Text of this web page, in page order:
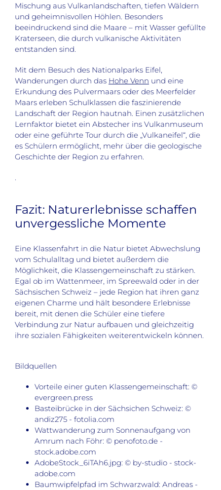
Mischung aus Vulkanlandschaften, tiefen Wäldern
und geheimnisvollen Höhlen. Besonders
beeindruckend sind die Maare – mit Wasser gefüllte
Kraterseen, die durch vulkanische Aktivitäten
entstanden sind.
Mit dem Besuch des Nationalparks Eifel,
Wanderungen durch das Hohe Venn und eine
Erkundung des Pulvermaars oder des Meerfelder
Maars erleben Schulklassen die faszinierende
Landschaft der Region hautnah. Einen zusätzlichen
Lernfaktor bietet ein Abstecher ins Vulkanmuseum
oder eine geführte Tour durch die „Vulkaneifel“, die
es Schülern ermöglicht, mehr über die geologische
Geschichte der Region zu erfahren.
.
Fazit: Naturerlebnisse schaffen
unvergessliche Momente
Eine Klassenfahrt in die Natur bietet Abwechslung
vom Schulalltag und bietet außerdem die
Möglichkeit, die Klassengemeinschaft zu stärken.
Egal ob im Wattenmeer, im Spreewald oder in der
Sächsischen Schweiz – jede Region hat ihren ganz
eigenen Charme und hält besondere Erlebnisse
bereit, mit denen die Schüler eine tiefere
Verbindung zur Natur aufbauen und gleichzeitig
ihre sozialen Fähigkeiten weiterentwickeln können.
Bildquellen
Vorteile einer guten Klassengemeinschaft: ©
evergreen.press
Basteibrücke in der Sächsichen Schweiz: ©
andiz275 - fotolia.com
Wattwanderung zum Sonnenaufgang von
Amrum nach Föhr: © penofoto.de -
stock.adobe.com
AdobeStock_6iTAh6.jpg: © by-studio - stock-
adobe.com
Baumwipfelpfad im Schwarzwald: Andreas -